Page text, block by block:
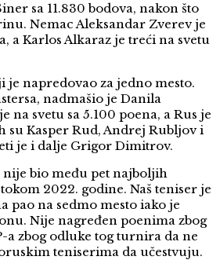
sa 11.830 bodova, nakon što
Nemac Aleksandar Zverev je
a Karlos Alkaraz je treći na svetu
napredovao za jedno mesto.
nadmašio je Danila
na svetu sa 5.100 poena, a Rus je
su Kasper Rud, Andrej Rubljov i
je i dalje Grigor Dimitrov.
bio među pet najboljih
2022. godine. Naš teniser je
pao na sedmo mesto iako je
Nije nagređen poenima zbog
a zbog odluke tog turnira da ne
teniserima da učestvuju.